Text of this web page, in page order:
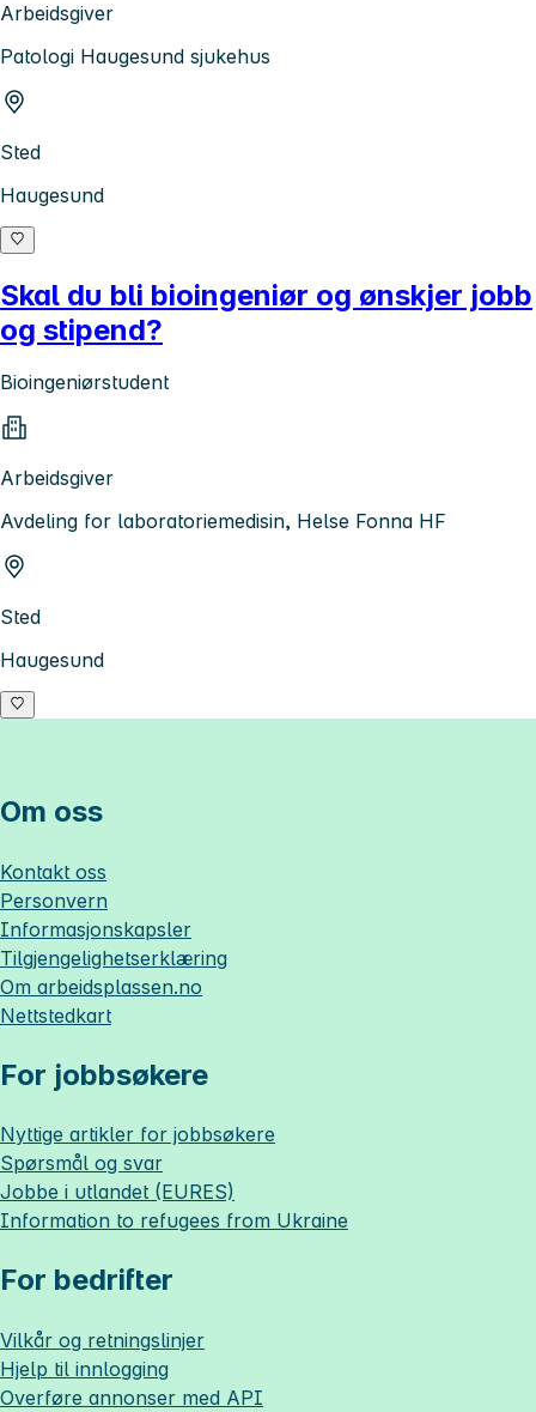
Arbeidsgiver
Patologi Haugesund sjukehus
Sted
Haugesund
Skal du bli bioingeniør og ønskjer jobb
og stipend?
Bioingeniørstudent
Arbeidsgiver
Avdeling for laboratoriemedisin, Helse Fonna HF
Sted
Haugesund
Om oss
Kontakt oss
Personvern
Informasjonskapsler
Tilgjengelighetserklæring
Om arbeidsplassen.no
Nettstedkart
For jobbsøkere
Nyttige artikler for jobbsøkere
Spørsmål og svar
Jobbe i utlandet (EURES)
Information to refugees from Ukraine
For bedrifter
Vilkår og retningslinjer
Hjelp til innlogging
Overføre annonser med API